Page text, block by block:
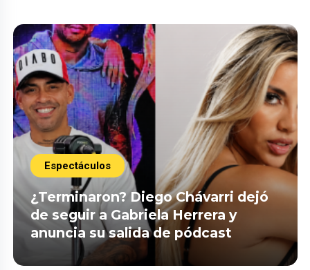
Espectáculos
¿Terminaron? Diego Chávarri dejó
de seguir a Gabriela Herrera y
anuncia su salida de pódcast